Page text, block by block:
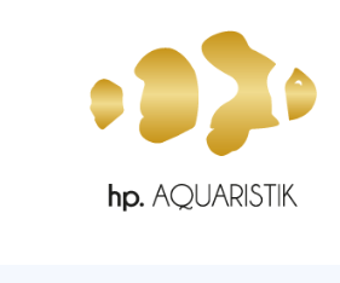
Zur Hauptnavigation springen